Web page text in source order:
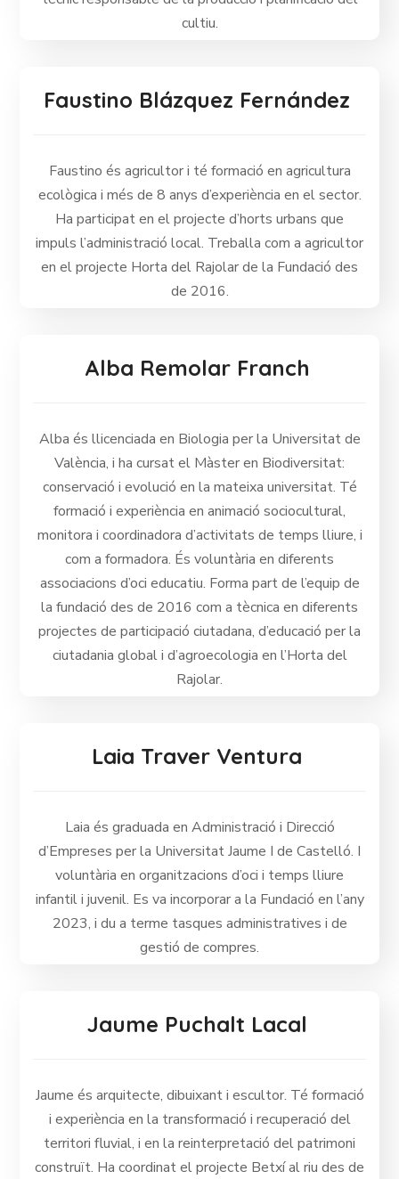
cultiu.
Faustino Blázquez Fernández
Faustino és agricultor i té formació en agricultura
ecològica i més de 8 anys d’experiència en el sector.
Ha participat en el projecte d’horts urbans que
impuls l’administració local. Treballa com a agricultor
en el projecte Horta del Rajolar de la Fundació des
de 2016.
Alba Remolar Franch
Alba és llicenciada en Biologia per la Universitat de
València, i ha cursat el Màster en Biodiversitat:
conservació i evolució en la mateixa universitat. Té
formació i experiència en animació sociocultural,
monitora i coordinadora d’activitats de temps lliure, i
com a formadora. És voluntària en diferents
associacions d’oci educatiu. Forma part de l’equip de
la fundació des de 2016 com a tècnica en diferents
projectes de participació ciutadana, d’educació per la
ciutadania global i d’agroecologia en l’Horta del
Rajolar.
Laia Traver Ventura
Laia és graduada en Administració i Direcció
d’Empreses per la Universitat Jaume I de Castelló. I
voluntària en organitzacions d’oci i temps lliure
infantil i juvenil. Es va incorporar a la Fundació en l’any
2023, i du a terme tasques administratives i de
gestió de compres.
Jaume Puchalt Lacal
Jaume és arquitecte, dibuixant i escultor. Té formació
i experiència en la transformació i recuperació del
territori fluvial, i en la reinterpretació del patrimoni
construït. Ha coordinat el projecte Betxí al riu des de